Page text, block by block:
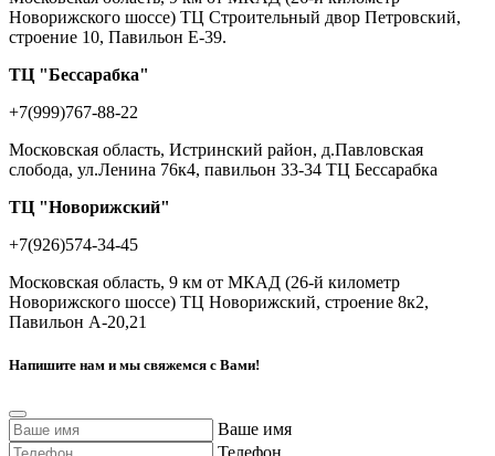
Новорижского шоссе) ТЦ Строительный двор Петровский,
строение 10, Павильон Е-39.
ТЦ "Бессарабка"
+7(999)767-88-22
Московская область, Истринский район, д.Павловская
слобода, ул.Ленина 76к4, павильон 33-34 ТЦ Бессарабка
ТЦ "Новорижский"
+7(926)574-34-45
Московская область, 9 км от МКАД (26-й километр
Новорижского шоссе) ТЦ Новорижский, строение 8к2,
Павильон А-20,21
Напишите нам и мы свяжемся с Вами!
Ваше имя